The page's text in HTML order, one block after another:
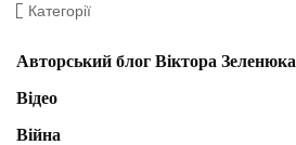
Категорії
Авторський блог Віктора Зеленюка
Відео
Війна